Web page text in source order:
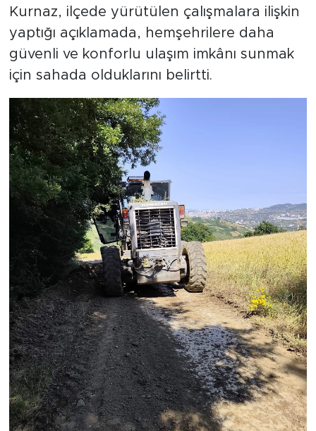
Kurnaz, ilçede yürütülen çalışmalara ilişkin
yaptığı açıklamada, hemşehrilere daha
güvenli ve konforlu ulaşım imkânı sunmak
için sahada olduklarını belirtti.